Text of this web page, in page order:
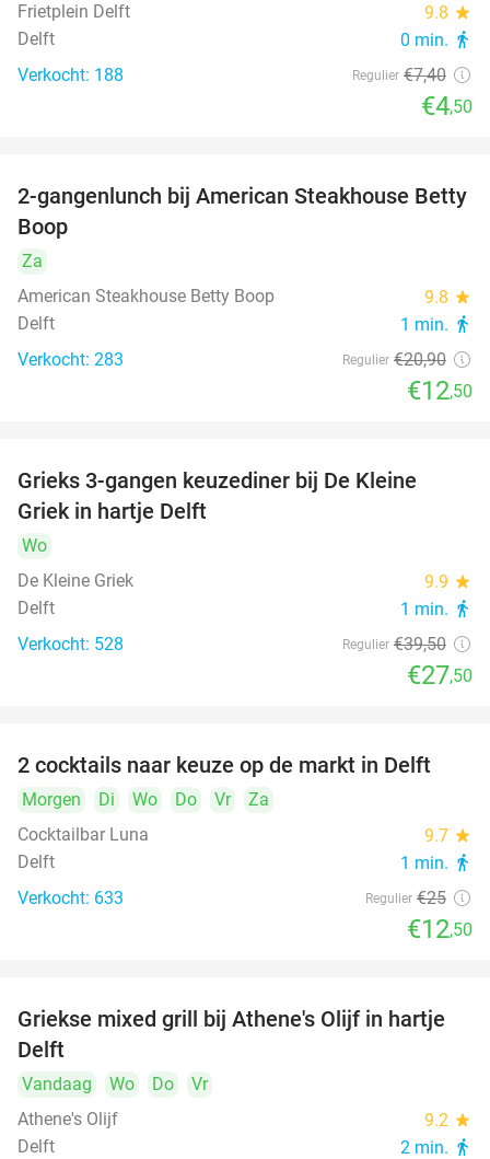
Frietplein Delft
9.8 star
Delft 0 min. directions_walk
Verkocht: 188 Regulier €7,40
€4,50
40%
2-gangenlunch bij American Steakhouse Betty
Boop
Za
American Steakhouse Betty Boop
9.8 star
Delft 1 min. directions_walk
Verkocht: 283 Regulier €20,90
€12,50
Grieks 3-gangen keuzediner bij De Kleine
Griek in hartje Delft
Wo
De Kleine Griek
9.9 star
Delft 1 min. directions_walk
Verkocht: 528 Regulier €39,50
€27,50
50%
2 cocktails naar keuze op de markt in Delft
Morgen Di Wo Do Vr
Za
Cocktailbar Luna
9.7 star
Delft 1 min. directions_walk
Verkocht: 633 Regulier €25
€12,50
26%
Griekse mixed grill bij Athene's Olijf in hartje
Delft
Vandaag Wo Do
Vr
Athene's Olijf
9.2 star
Delft 2 min. directions_walk